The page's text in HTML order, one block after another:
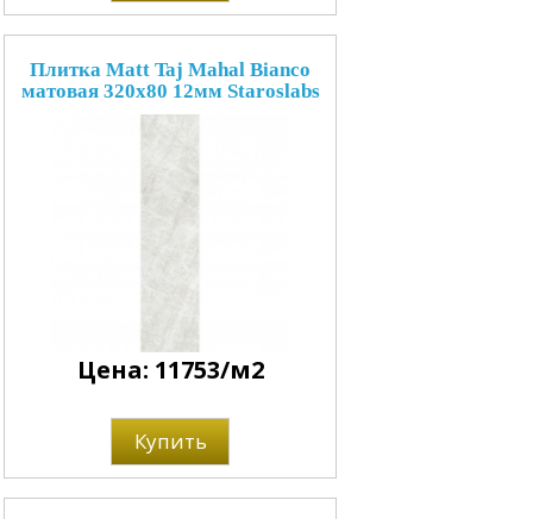
Плитка Matt Taj Mahal Bianco
матовая 320x80 12мм Staroslabs
Цена: 11753/м2
Купить